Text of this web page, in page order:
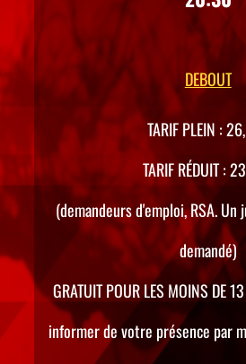
DEBOUT
TARIF PLEIN :
TARIF RÉDUIT :
(demandeurs d'emploi, RSA.
demandé)
GRATUIT POUR LES MOINS DE
informer de votre présence par